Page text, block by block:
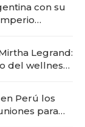
con su
Legrand:
del wellness
Perú los
para